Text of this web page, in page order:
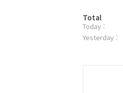
플
러
그
방
문
자
Total
Today :
Yesterday :